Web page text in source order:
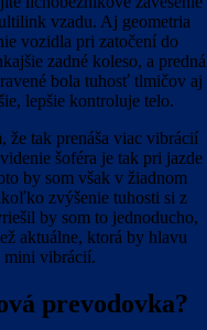
vzadu. Aj geometria
vozidla pri zatočení do
zadné koleso, a predná
bola tuhosť tlmičov aj
lepšie kontroluje telo.
že tak prenáša viac vibrácií
šoféra je tak pri jazde
by som však v žiadnom
zvýšenie tuhosti si z
by som to jednoducho,
aktuálne, ktorá by hlavu
mini vibrácií.
prevodovka?